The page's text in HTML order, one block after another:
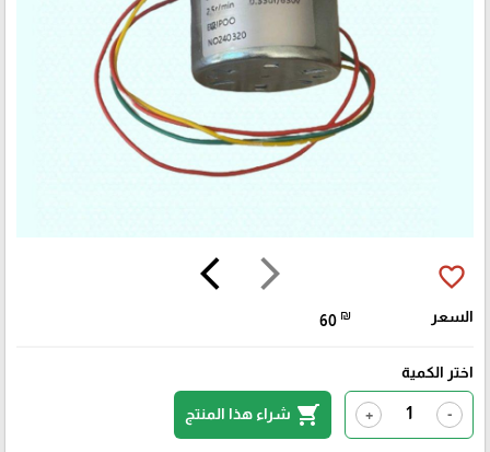
arrow_forward_ios
arrow_back_ios favorite_border
السعر 60 ₪
اختر الكمية
-
+
shopping_cart شراء هذا المنتج